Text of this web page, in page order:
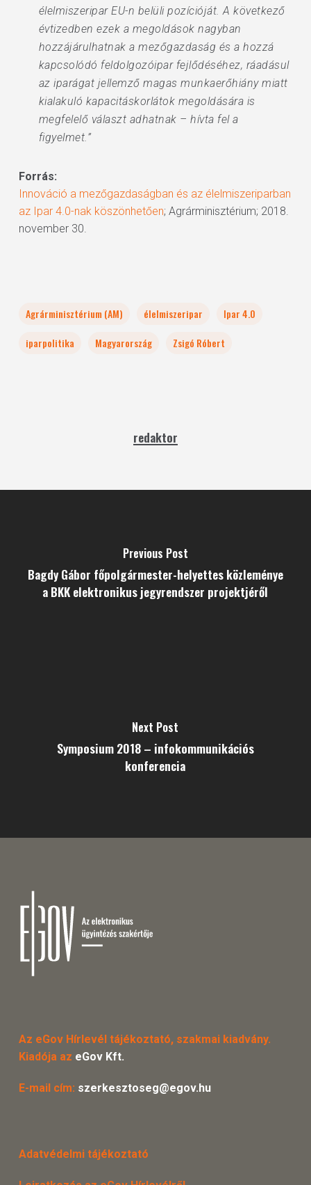
élelmiszeripar EU-n belüli pozícióját. A következő
évtizedben ezek a megoldások nagyban
hozzájárulhatnak a mezőgazdaság és a hozzá
kapcsolódó feldolgozóipar fejlődéséhez, ráadásul
az iparágat jellemző magas munkaerőhiány miatt
kialakuló kapacitáskorlátok megoldására is
megfelelő választ adhatnak – hívta fel a
figyelmet.”
Forrás:
Innováció a mezőgazdaságban és az élelmiszeriparban
az Ipar 4.0-nak köszönhetően; Agrárminisztérium; 2018.
november 30.
Agrárminisztérium (AM) élelmiszeripar
Ipar 4.0
iparpolitika
Magyarország Zsigó Róbert
redaktor
Previous Post
Bagdy Gábor főpolgármester-helyettes közleménye
a BKK elektronikus jegyrendszer projektjéről
Next Post
Symposium 2018 – infokommunikációs
konferencia
Az eGov Hírlevél tájékoztató, szakmai kiadvány.
Kiadója az eGov Kft.
E-mail cím: szerkesztoseg@egov.hu
Adatvédelmi tájékoztató